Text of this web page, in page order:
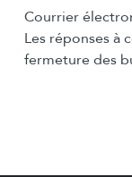
Courrier
Les réponses à
fermeture des